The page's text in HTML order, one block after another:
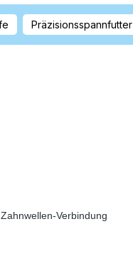
Präzisionsspannfutter
Zahnwellen-Verbindung